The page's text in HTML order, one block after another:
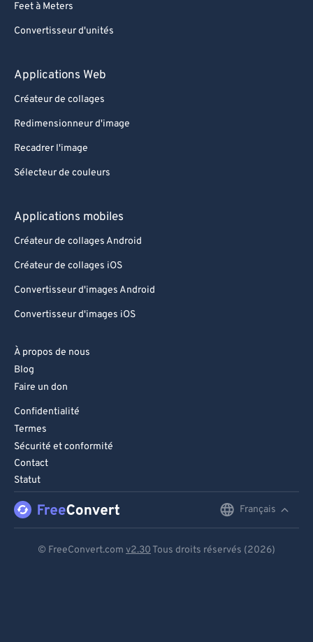
Feet à Meters
Convertisseur d'unités
Applications Web
Créateur de collages
Redimensionneur d'image
Recadrer l'image
Sélecteur de couleurs
Applications mobiles
Créateur de collages Android
Créateur de collages iOS
Convertisseur d'images Android
Convertisseur d'images iOS
À propos de nous
Blog
Faire un don
Confidentialité
Termes
Sécurité et conformité
Contact
Statut
Français
© FreeConvert.com v2.30 Tous droits réservés (2026)